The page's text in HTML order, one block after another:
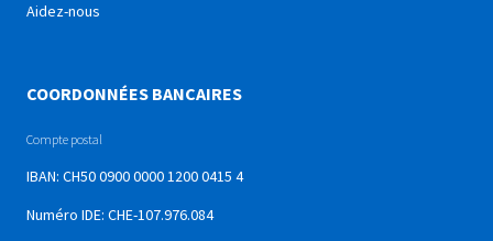
Aidez-nous
COORDONNÉES BANCAIRES
Compte postal
IBAN: CH50 0900 0000 1200 0415 4
Numéro IDE: CHE-107.976.084